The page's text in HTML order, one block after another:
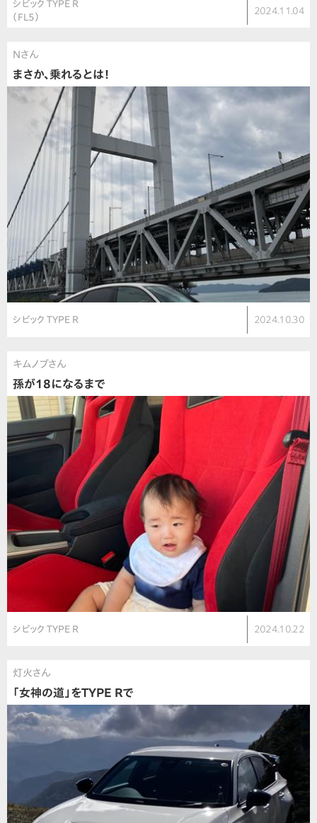
シビック TYPE R
（FL5）
2024.11.04
Nさん
まさか、乗れるとは！
シビック TYPE R 2024.10.30
キムノブさん
孫が18になるまで
シビック TYPE R 2024.10.22
灯火さん
「女神の道」をTYPE Rで